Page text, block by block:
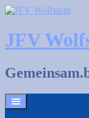
Skip
content
JFV